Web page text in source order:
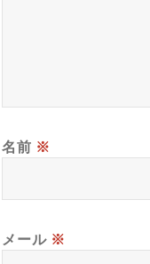
名前 ※
メール ※